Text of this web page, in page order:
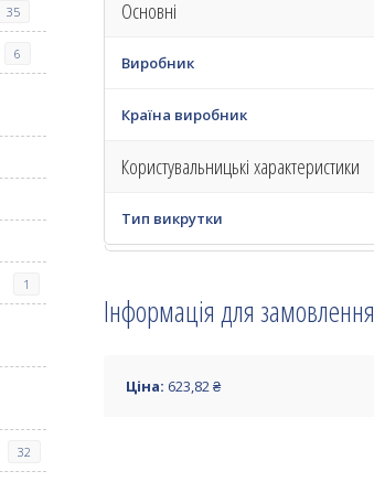
Основні
Виробник
Країна виробник
Користувальницькі характеристики
Тип викрутки
Інформація для замовлення
Ціна: 623,82 ₴
35
6
1
32